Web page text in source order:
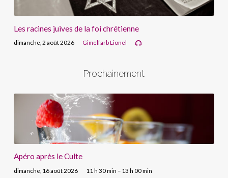
Les racines juives de la foi chrétienne
dimanche, 2 août 2026 Gimelfarb Lionel
Prochainement
Apéro après le Culte
dimanche, 16 août 2026 11 h 30 min – 13 h 00 min